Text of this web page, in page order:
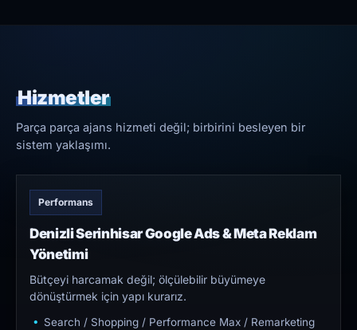
Hizmetler
Parça parça ajans hizmeti değil; birbirini besleyen bir
sistem yaklaşımı.
Performans
Denizli Serinhisar Google Ads & Meta Reklam
Yönetimi
Bütçeyi harcamak değil; ölçülebilir büyümeye
dönüştürmek için yapı kurarız.
Search / Shopping / Performance Max / Remarketing